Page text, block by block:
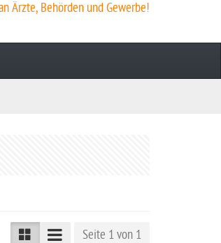
Ärzte, Behörden und Gewerbe!
Seite 1 von 1